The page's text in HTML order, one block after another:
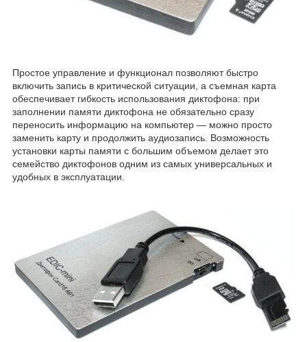
Простое управление и функционал позволяют быстро
включить запись в критической ситуации, а съемная карта
обеспечивает гибкость использования диктофона: при
заполнении памяти диктофона не обязательно сразу
переносить информацию на компьютер — можно просто
заменить карту и продолжить аудиозапись. Возможность
установки карты памяти с большим объемом делает это
семейство диктофонов одним из самых универсальных и
удобных в эксплуатации.